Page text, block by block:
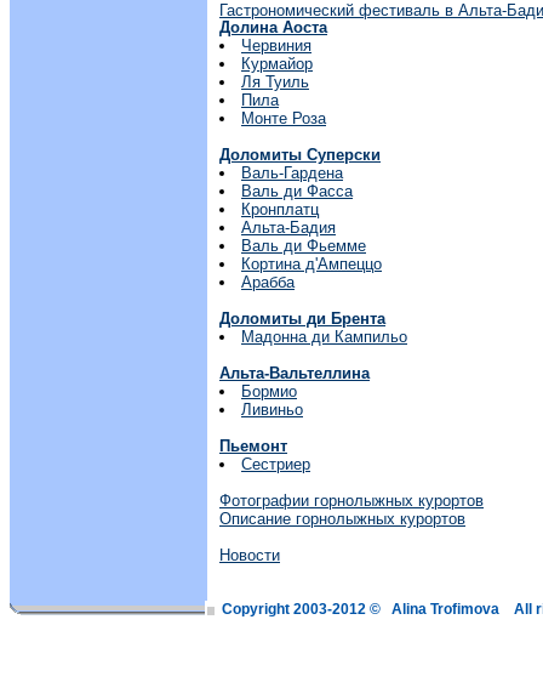
Гастрономический фестиваль в Альта-
Долина Аоста
Червиния
Курмайор
Ля Туиль
Пила
Монте Роза
Доломиты Суперски
Валь-Гардена
Валь ди Фасса
Кронплатц
Альта-Бадия
Валь ди Фьемме
Кортина д'Ампеццо
Арабба
Доломиты ди Брента
Мадонна ди Кампильо
Альта-Вальтеллина
Бормио
Ливиньо
Пьемонт
Сестриер
Фотографии горнолыжных курортов
Описание горнолыжных курортов
Новости
Copyright 2003-2012 © Alina Trofimova